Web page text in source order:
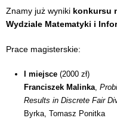
Znamy już wyniki konkursu
Wydziale Matematyki i
Prace magisterskie:
I miejsce (2000 zł)
Franciszek Malinka
Results in Discrete Fair
Byrka, Tomasz Ponitka